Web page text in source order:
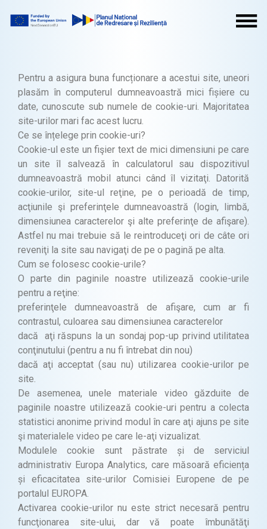
Pentru a asigura buna funcționare a acestui site, uneori
plasăm în computerul dumneavoastră mici fișiere cu
date, cunoscute sub numele de cookie-uri. Majoritatea
site-urilor mari fac acest lucru.
Ce se înțelege prin cookie-uri?
Cookie-ul este un fişier text de mici dimensiuni pe care
un site îl salvează în calculatorul sau dispozitivul
dumneavoastră mobil atunci când îl vizitaţi. Datorită
cookie-urilor, site-ul reţine, pe o perioadă de timp,
acţiunile şi preferinţele dumneavoastră (login, limbă,
dimensiunea caracterelor şi alte preferinţe de afişare).
Astfel nu mai trebuie să le reintroduceţi ori de câte ori
reveniţi la site sau navigaţi de pe o pagină pe alta.
Cum se folosesc cookie-urile?
O parte din paginile noastre utilizează cookie-urile
pentru a reţine:
preferinţele dumneavoastră de afişare, cum ar fi
contrastul, culoarea sau dimensiunea caracterelor
dacă aţi răspuns la un sondaj pop-up privind utilitatea
conţinutului (pentru a nu fi întrebat din nou)
dacă aţi acceptat (sau nu) utilizarea cookie-urilor pe
site.
De asemenea, unele materiale video găzduite de
paginile noastre utilizează cookie-uri pentru a colecta
statistici anonime privind modul în care aţi ajuns pe site
şi materialele video pe care le-aţi vizualizat.
Modulele cookie sunt păstrate și de serviciul
administrativ Europa Analytics, care măsoară eficiența
și eficacitatea site-urilor Comisiei Europene de pe
portalul EUROPA.
Activarea cookie-urilor nu este strict necesară pentru
funcţionarea site-ului, dar vă poate îmbunătăţi